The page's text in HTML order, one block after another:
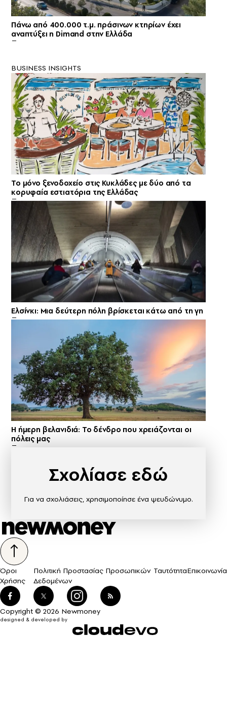
Πάνω από 400.000 τ.μ. πράσινων κτηρίων έχει
αναπτύξει η Dimand στην Ελλάδα
BUSINESS INSIGHTS
Το μόνο ξενοδοχείο στις Κυκλάδες με δύο από τα
κορυφαία εστιατόρια της Ελλάδας
Ελσίνκι: Mια δεύτερη πόλη βρίσκεται κάτω από τη γη
Η ήμερη βελανιδιά: Το δένδρο που χρειάζονται οι
πόλεις μας
Σχολίασε εδώ
Για να σχολιάσεις, χρησιμοποίησε ένα ψευδώνυμο.
Όροι
Χρήσης
Πολιτική Προστασίας Προσωπικών
Δεδομένων
ΤαυτότηταΕπικοινωνία
Copyright © 2026 Newmoney
designed & developed by